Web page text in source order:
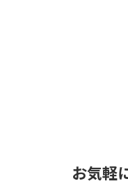
お気軽